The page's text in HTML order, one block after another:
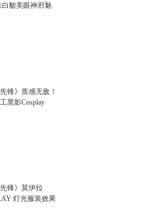
白貌美眼神邪魅
先锋》质感无敌！
黑影Cosplay
先锋》莫伊拉
灯光服装效果